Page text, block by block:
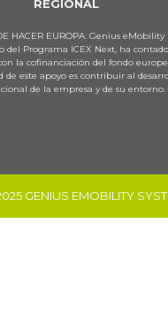
REGIONAL
HACER EUROPA. Genius eMobility
del Programa ICEX Next, ha
la cofinanciación del fondo
de este apoyo es contribuir al
de la empresa y de su entorno.
GENIUS EMOBILITY